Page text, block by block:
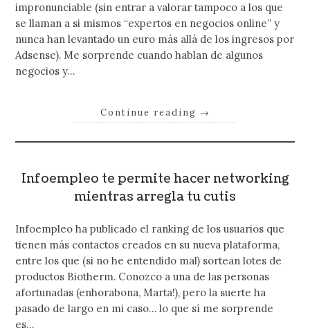
impronunciable (sin entrar a valorar tampoco a los que
se llaman a si mismos “expertos en negocios online” y
nunca han levantado un euro más allá de los ingresos por
Adsense). Me sorprende cuando hablan de algunos
negocios y…
Continue reading →
Infoempleo te permite hacer networking
mientras arregla tu cutis
Infoempleo ha publicado el ranking de los usuarios que
tienen más contactos creados en su nueva plataforma,
entre los que (si no he entendido mal) sortean lotes de
productos Biotherm. Conozco a una de las personas
afortunadas (enhorabona, Marta!), pero la suerte ha
pasado de largo en mi caso… lo que sí me sorprende
es…